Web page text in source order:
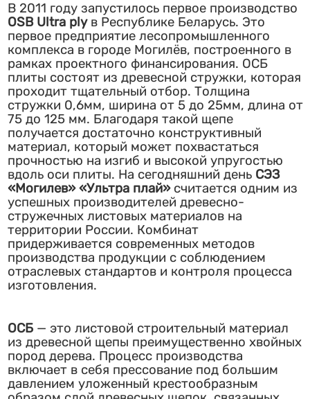
В 2011 году запустилось первое производство
OSB Ultra plyв Республике Беларусь. Это
первое предприятие лесопромышленного
комплекса в городе Могилёв, построенного в
рамках проектного финансирования. ОСБ
плиты состоят из древесной стружки, которая
проходит тщательный отбор. Толщина
стружки 0,6мм, ширина от 5 до 25мм, длина от
75 до 125 мм. Благодаря такой щепе
получается достаточно конструктивный
материал, который может похвастаться
прочностью на изгиб и высокой упругостью
вдоль оси плиты. На сегодняшний день СЭЗ
«Могилев» «Ультра плай»считается одним из
успешных производителей древесно-
стружечных листовых материалов на
территории России. Комбинат
придерживается современных методов
производства продукции с соблюдением
отраслевых стандартов и контроля процесса
изготовления.
ОСБ— это листовой строительный материал
из древесной щепы преимущественно хвойных
пород дерева. Процесс производства
включает в себя прессование под большим
давлением уложенный крестообразным